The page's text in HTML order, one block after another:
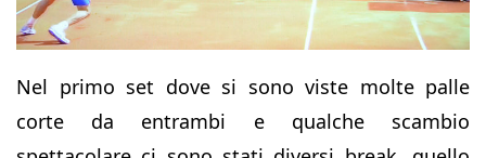
Nel primo set dove si sono viste molte palle
corte da entrambi e qualche scambio